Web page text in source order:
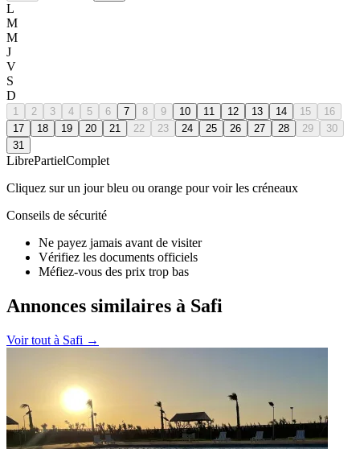
L
M
M
J
V
S
D
1 2 3 4 5 6 7 8 9 10 11 12 13 14 15
16
17
18 19 20 21 22 23 24 25 26 27 28 29
30
31
LibrePartielComplet
Cliquez sur un jour bleu ou orange pour voir les créneaux
Conseils de sécurité
Ne payez jamais avant de visiter
Vérifiez les documents officiels
Méfiez-vous des prix trop bas
Annonces similaires à Safi
Voir tout à Safi →